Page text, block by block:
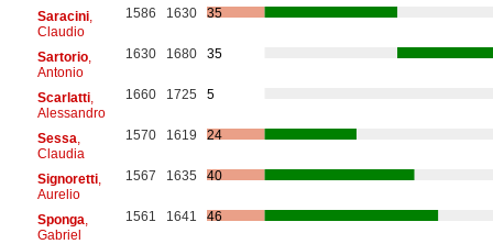
Saracini,
Claudio
1586 1630 35
Sartorio,
Antonio
1630 1680 35
Scarlatti,
Alessandro
1660 1725 5
Sessa
Claudia
1570 1619 24
Signoretti,
Aurelio
1567 1635 40
Sponga
Gabriel
1561 1641 46